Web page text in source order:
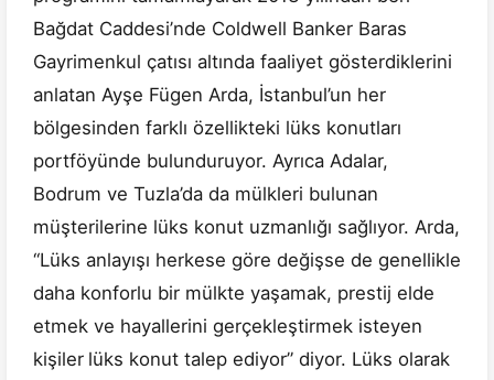
Bağdat Caddesi’nde Coldwell Banker Baras
Gayrimenkul çatısı altında faaliyet gösterdiklerini
anlatan Ayşe Fügen Arda, İstanbul’un her
bölgesinden farklı özellikteki lüks konutları
portföyünde bulunduruyor. Ayrıca Adalar,
Bodrum ve Tuzla’da da mülkleri bulunan
müşterilerine lüks konut uzmanlığı sağlıyor. Arda,
“Lüks anlayışı herkese göre değişse de genellikle
daha konforlu bir mülkte yaşamak, prestij elde
etmek ve hayallerini gerçekleştirmek isteyen
kişiler lüks konut talep ediyor” diyor. Lüks olarak